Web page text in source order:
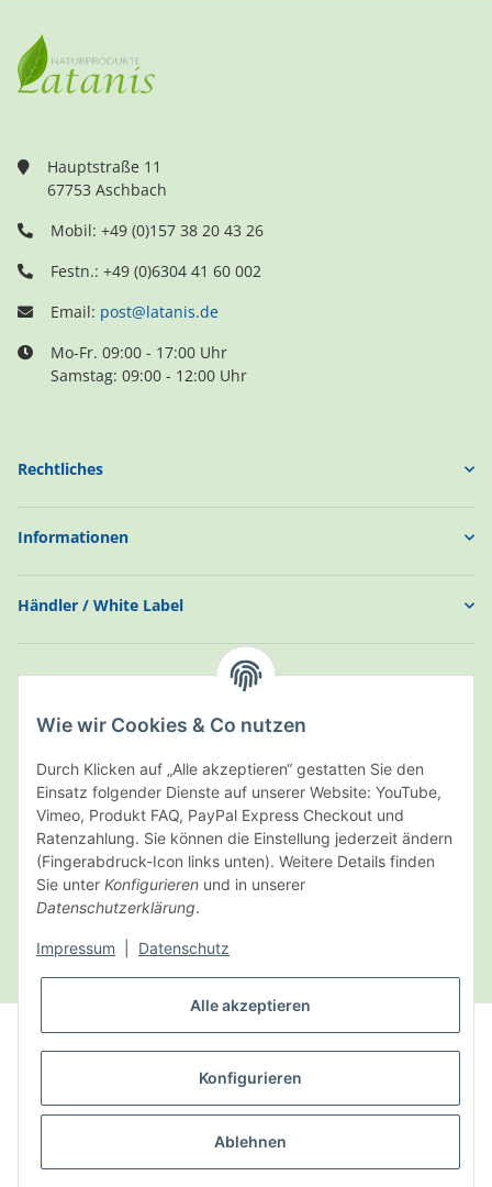
Wie wir Cookies & Co nutzen
Durch Klicken auf „Alle akzeptieren“ gestatten Sie den
Einsatz folgender Dienste auf unserer Website: YouTube,
Vimeo, Produkt FAQ, PayPal Express Checkout und
Ratenzahlung. Sie können die Einstellung jederzeit ändern
(Fingerabdruck-Icon links unten). Weitere Details finden
Sie unter Konfigurieren und in unserer
Datenschutzerklärung.
Impressum Datenschutz
Alle akzeptieren
Konfigurieren
Ablehnen
Hauptstraße 11
67753 Aschbach
Mobil: +49 (0)157 38 20 43 26
Festn.: +49 (0)6304 41 60 002
Email: post@latanis.de
Mo-Fr. 09:00 - 17:00 Uhr
Samstag: 09:00 - 12:00 Uhr
Rechtliches
Informationen
Händler / White Label
* Alle Preise inkl. gesetzlicher USt., zzgl.
VERTRAG WIDERRUFEN
VERTRAG WIDERRUFEN
© Latanis Naturprodukte GmbH
JTL-Shop|FIRE JTL-Shop Template